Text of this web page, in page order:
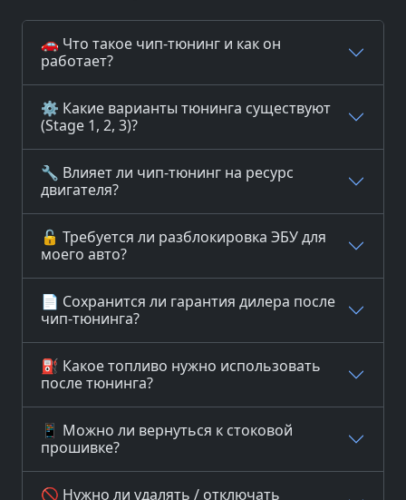
🚗 Что такое чип-тюнинг и как он
работает?
⚙️ Какие варианты тюнинга существуют
(Stage 1, 2, 3)?
🔧 Влияет ли чип-тюнинг на ресурс
двигателя?
🔓 Требуется ли разблокировка ЭБУ для
моего авто?
📄 Сохранится ли гарантия дилера после
чип-тюнинга?
⛽ Какое топливо нужно использовать
после тюнинга?
📱 Можно ли вернуться к стоковой
прошивке?
🚫 Нужно ли удалять / отключать